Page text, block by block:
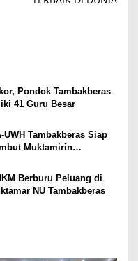
Pondok Tambakberas
41 Guru Besar
UWH Tambakberas Siap
Muktamirin
Berburu Peluang di
NU Tambakberas